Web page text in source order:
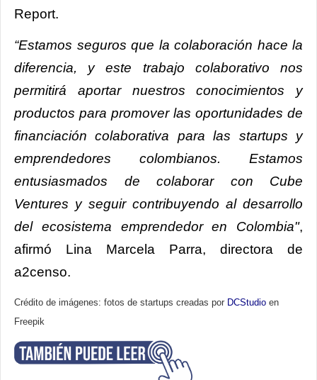
Report.
“Estamos seguros que la colaboración hace la
diferencia, y este trabajo colaborativo nos
permitirá aportar nuestros conocimientos y
productos para promover las oportunidades de
financiación colaborativa para las startups y
emprendedores colombianos. Estamos
entusiasmados de colaborar con Cube
Ventures y seguir contribuyendo al desarrollo
del ecosistema emprendedor en Colombia",
afirmó Lina Marcela Parra, directora de
a2censo.
Crédito de imágenes: fotos de startups creadas por DCStudio en
Freepik